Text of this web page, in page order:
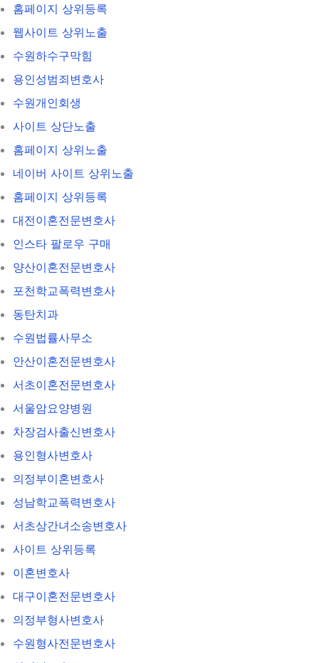
홈페이지 상위등록
웹사이트 상위노출
수원하수구막힘
용인성범죄변호사
수원개인회생
사이트 상단노출
홈페이지 상위노출
네이버 사이트 상위노출
홈페이지 상위등록
대전이혼전문변호사
인스타 팔로우 구매
양산이혼전문변호사
포천학교폭력변호사
동탄치과
수원법률사무소
안산이혼전문변호사
서초이혼전문변호사
서울암요양병원
차장검사출신변호사
용인형사변호사
의정부이혼변호사
성남학교폭력변호사
서초상간녀소송변호사
사이트 상위등록
이혼변호사
대구이혼전문변호사
의정부형사변호사
수원형사전문변호사